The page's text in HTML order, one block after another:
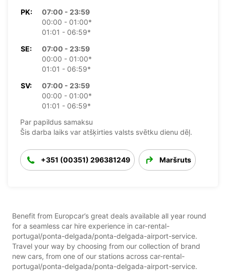
PK:
07:00 - 23:59
00:00 - 01:00*
01:01 - 06:59*
SE:
07:00 - 23:59
00:00 - 01:00*
01:01 - 06:59*
SV:
07:00 - 23:59
00:00 - 01:00*
01:01 - 06:59*
Par papildus samaksu
Šis darba laiks var atšķirties valsts svētku dienu dēļ.
+351 (00351) 296381249 Maršruts
Benefit from Europcar’s great deals available all year round
for a seamless car hire experience in car-rental-
portugal/ponta-delgada/ponta-delgada-airport-service.
Travel your way by choosing from our collection of brand
new cars, from one of our stations across car-rental-
portugal/ponta-delgada/ponta-delgada-airport-service.